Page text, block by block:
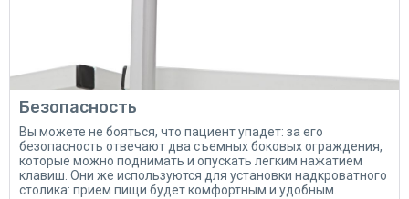
Безопасность
Вы можете не бояться, что пациент упадет: за его
безопасность отвечают два съемных боковых ограждения,
которые можно поднимать и опускать легким нажатием
клавиш. Они же используются для установки надкроватного
столика: прием пищи будет комфортным и удобным.